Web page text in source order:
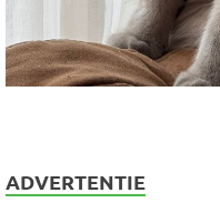
ADVERTENTIE